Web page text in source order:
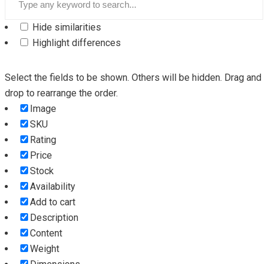
Hide similarities
Highlight differences
Select the fields to be shown. Others will be hidden. Drag and
drop to rearrange the order.
Image
SKU
Rating
Price
Stock
Availability
Add to cart
Description
Content
Weight